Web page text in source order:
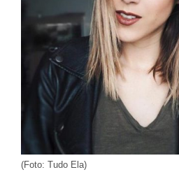
(Foto: Tudo Ela)